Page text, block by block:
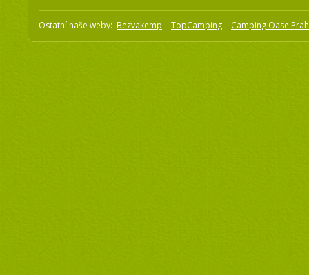
Ostatní naše weby: Bezvakemp TopCamping Camping Oase